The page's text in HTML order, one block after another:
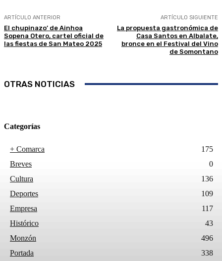
ARTÍCULO ANTERIOR
El chupinazo’ de Ainhoa
Sopena Otero, cartel oficial de
las fiestas de San Mateo 2025
ARTÍCULO SIGUIENTE
La propuesta gastronómica de
Casa Santos en Albalate,
bronce en el Festival del Vino
de Somontano
OTRAS NOTICIAS
Categorías
+ Comarca
175
Breves
0
Cultura
136
Deportes
109
Empresa
117
Histórico
43
Monzón
496
Portada
338